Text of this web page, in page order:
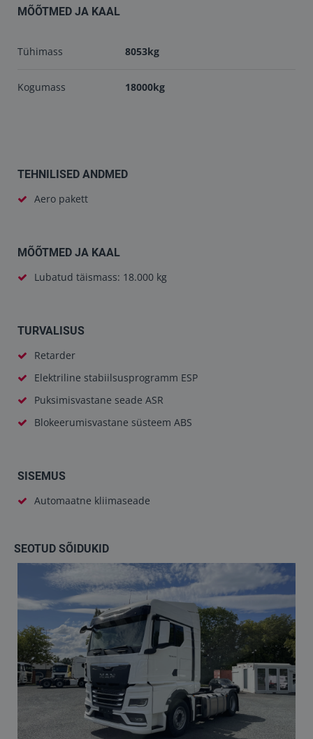
MÕÕTMED JA KAAL
Tühimass 8053kg
Kogumass 18000kg
TEHNILISED ANDMED
Aero pakett
MÕÕTMED JA KAAL
Lubatud täismass: 18.000 kg
TURVALISUS
Retarder
Elektriline stabiilsusprogramm ESP
Puksimisvastane seade ASR
Blokeerumisvastane süsteem ABS
SISEMUS
Automaatne kliimaseade
SEOTUD SÕIDUKID